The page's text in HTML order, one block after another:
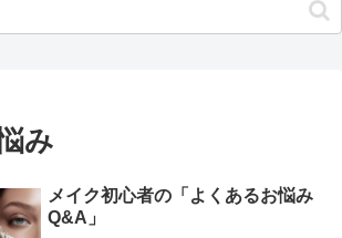
み
メイク初心者の「よくあるお悩み
Q&A」